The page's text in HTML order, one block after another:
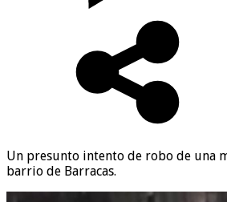
Un presunto intento de robo de una
barrio de Barracas.